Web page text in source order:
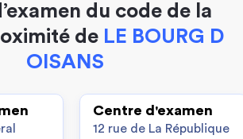
du code de la
de LE BOURG D
OISANS
Centre d'examen
12 rue de La République